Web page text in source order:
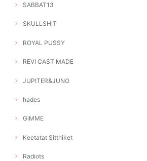
SABBAT13
SKULLSHIT
ROYAL PUSSY
REVI CAST MADE
JUPITER&JUNO
hades
GiMME
Keetatat Sitthiket
Radiots